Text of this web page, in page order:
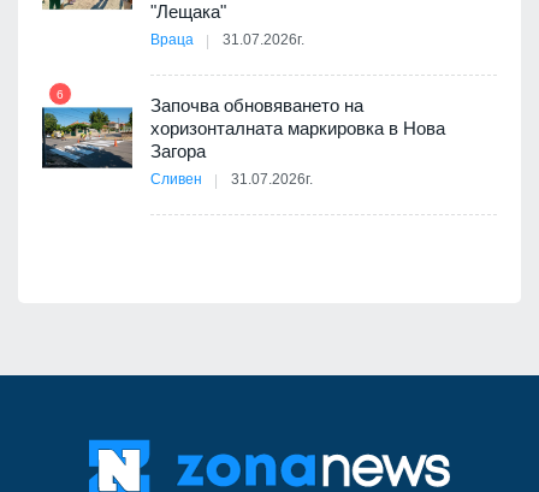
"Лещака"
Враца 31.07.2026г.
6
Започва обновяването на
хоризонталната маркировка в Нова
Загора
Сливен 31.07.2026г.